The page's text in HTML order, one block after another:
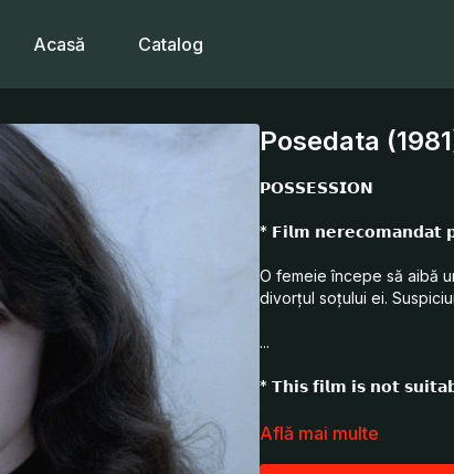
Acasă Catalog
Posedata
𝗣𝗢𝗦𝗦𝗘𝗦𝗦𝗜𝗢𝗡
* 𝗙𝗶𝗹𝗺 𝗻𝗲𝗿𝗲𝗰𝗼𝗺𝗮𝗻𝗱𝗮𝘁
O femeie începe să aibă
divorțul soțului ei.
...
* 𝗧𝗵𝗶𝘀 𝗳𝗶𝗹𝗺 𝗶𝘀 𝗻𝗼𝘁
A woman starts exhibiting
Află mai multe